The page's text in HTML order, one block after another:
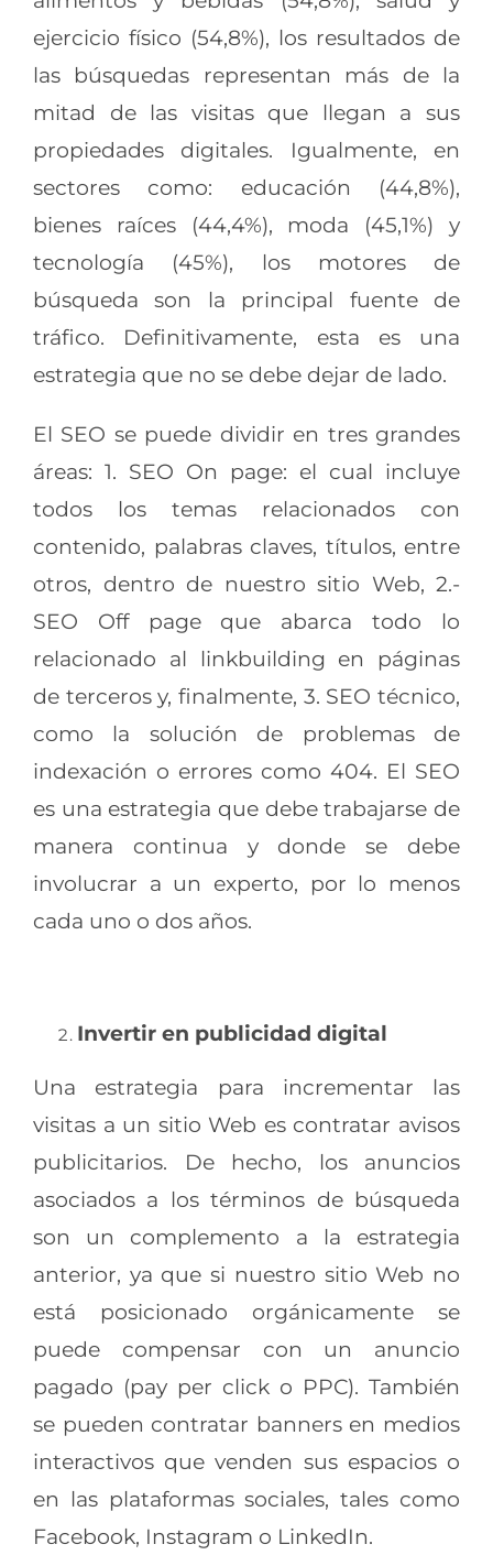
ejercicio físico (54,8%), los resultados de
las búsquedas representan más de la
mitad de las visitas que llegan a sus
propiedades digitales. Igualmente, en
sectores como: educación (44,8%),
bienes raíces (44,4%), moda (45,1%) y
tecnología (45%), los motores de
búsqueda son la principal fuente de
tráfico. Definitivamente, esta es una
estrategia que no se debe dejar de lado.
El SEO se puede dividir en tres grandes
áreas: 1. SEO On page: el cual incluye
todos los temas relacionados con
contenido, palabras claves, títulos, entre
otros, dentro de nuestro sitio Web, 2.-
SEO Off page que abarca todo lo
relacionado al linkbuilding en páginas
de terceros y, finalmente, 3. SEO técnico,
como la solución de problemas de
indexación o errores como 404. El SEO
es una estrategia que debe trabajarse de
manera continua y donde se debe
involucrar a un experto, por lo menos
cada uno o dos años.
Invertir en publicidad digital
Una estrategia para incrementar las
visitas a un sitio Web es contratar avisos
publicitarios. De hecho, los anuncios
asociados a los términos de búsqueda
son un complemento a la estrategia
anterior, ya que si nuestro sitio Web no
está posicionado orgánicamente se
puede compensar con un anuncio
pagado (pay per click o PPC). También
se pueden contratar banners en medios
interactivos que venden sus espacios o
en las plataformas sociales, tales como
Facebook, Instagram o LinkedIn.